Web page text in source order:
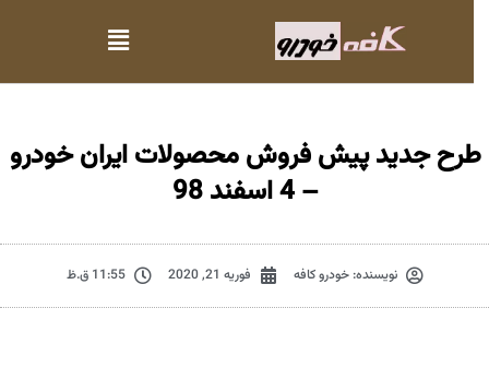
طرح جدید پیش فروش محصولات ایران خودرو
– 4 اسفند 98
نویسنده:خودرو کافه فوریه 21, 2020 11:55 ق.ظ